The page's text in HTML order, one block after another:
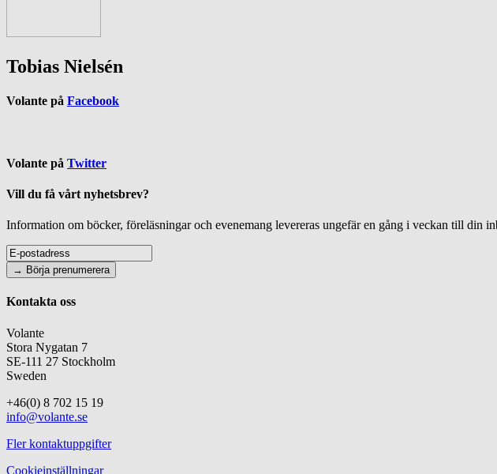
Tobias Nielsén
Volante på Facebook
Volante på Twitter
Vill du få vårt nyhetsbrev?
Information om böcker, föreläsningar och evenemang levereras ungefär en gång i veckan till din
Kontakta oss
Volante
Stora Nygatan 7
SE-111 27 Stockholm
Sweden
+46(0) 8 702 15 19
info@volante.se
Fler kontaktuppgifter
Cookieinställningar